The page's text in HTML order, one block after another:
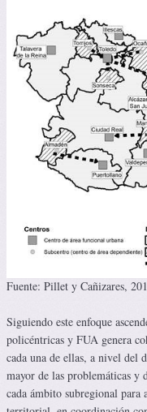
Fuente: Pillet y Cañizares,
Siguiendo este enfoque
policéntricas y FUA genera
cada una de ellas, a nivel del
mayor de las problemáticas y
cada ámbito subregional